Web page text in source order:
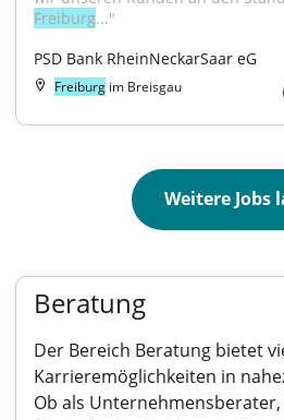
Freiburg..."
PSD Bank RheinNeckarSaar eG
Freiburg im Breisgau
Weitere Jobs
Beratung
Der Bereich Beratung bietet
Karrieremöglichkeiten in
Ob als